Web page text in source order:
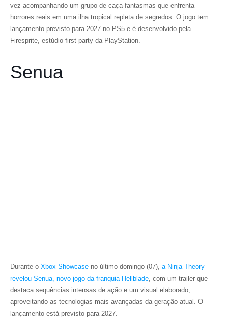
vez acompanhando um grupo de caça-fantasmas que enfrenta
horrores reais em uma ilha tropical repleta de segredos. O jogo tem
lançamento previsto para 2027 no PS5 e é desenvolvido pela
Firesprite, estúdio first-party da PlayStation.
Senua
Durante o Xbox Showcase no último domingo (07), a Ninja Theory
revelou Senua, novo jogo da franquia Hellblade, com um trailer que
destaca sequências intensas de ação e um visual elaborado,
aproveitando as tecnologias mais avançadas da geração atual. O
lançamento está previsto para 2027.